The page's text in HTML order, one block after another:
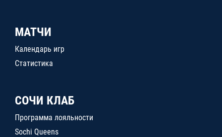
МАТЧИ
Календарь игр
Статистика
СОЧИ КЛАБ
Программа лояльности
Sochi Queens